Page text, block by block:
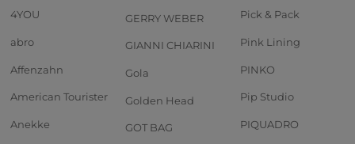
4YOU
abro
Affenzahn
American Tourister
Anekke
GERRY WEBER
GIANNI CHIARINI
Gola
Golden Head
GOT BAG
Pick & Pack
Pink Lining
PINKO
Pip Studio
PIQUADRO